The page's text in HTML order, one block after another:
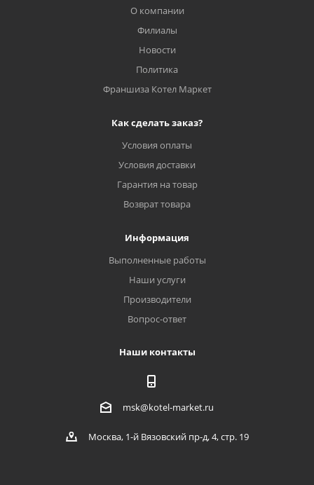
О компании
Филиалы
Новости
Политика
Франшиза Котел Маркет
Как сделать заказ?
Условия оплаты
Условия доставки
Гарантия на товар
Возврат товара
Информация
Выполненные работы
Наши услуги
Производители
Вопрос-ответ
Наши контакты
msk@kotel-market.ru
Москва, 1-й Вязовский пр-д, 4, стр. 19